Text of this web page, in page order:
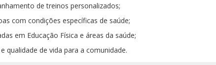
de treinos personalizados;
com condições específicas de saúde;
em Educação Física e áreas da saúde;
qualidade de vida para a comunidade.